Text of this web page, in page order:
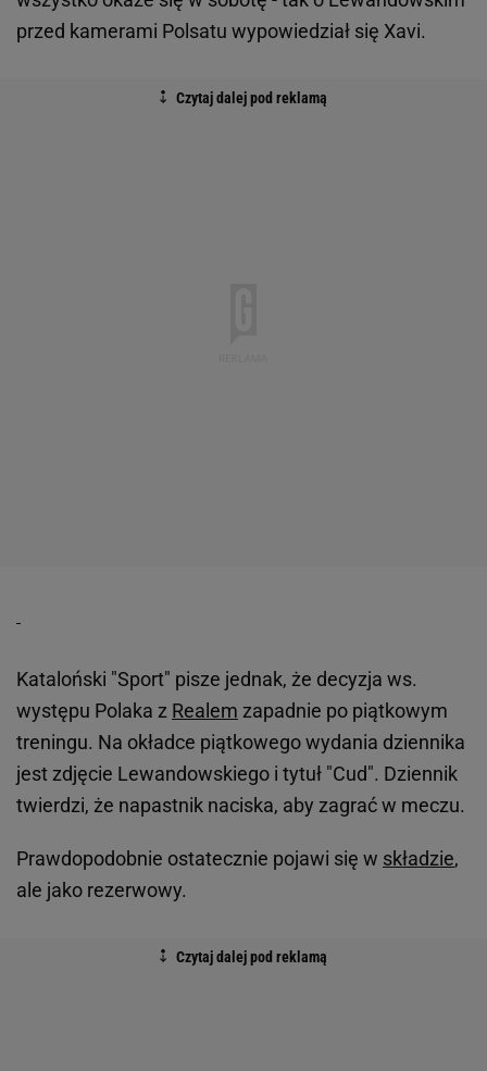
przed kamerami Polsatu wypowiedział się Xavi.
Kataloński "Sport" pisze jednak, że decyzja ws.
występu Polaka z Realem zapadnie po piątkowym
treningu. Na okładce piątkowego wydania dziennika
jest zdjęcie Lewandowskiego i tytuł "Cud". Dziennik
twierdzi, że napastnik naciska, aby zagrać w meczu.
Prawdopodobnie ostatecznie pojawi się w składzie,
ale jako rezerwowy.